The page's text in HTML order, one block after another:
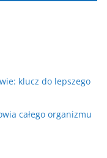
klucz do lepszego
całego organizmu